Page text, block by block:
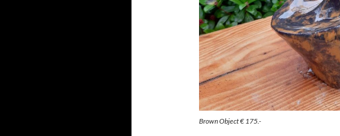
Brown Object € 175.-